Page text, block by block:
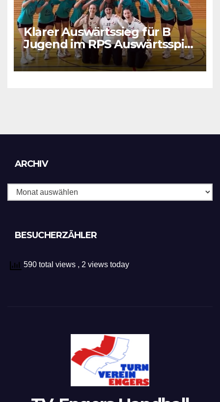
Klarer Auswärtssieg für B
Jugend im RPS Auswärtsspiel
in Luxenburg
ARCHIV
BESUCHERZÄHLER
590 total views , 2 views today